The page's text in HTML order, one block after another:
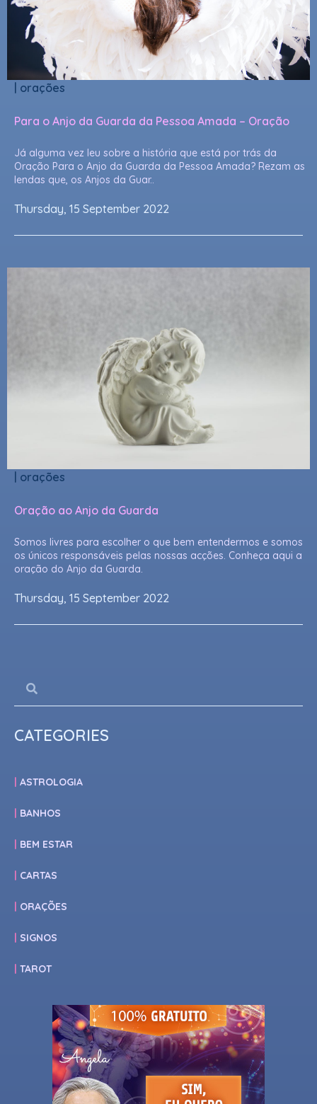
orações
Para o Anjo da Guarda da Pessoa Amada – Oração
Já alguma vez leu sobre a história que está por trás da
Oração Para o Anjo da Guarda da Pessoa Amada? Rezam as
lendas que, os Anjos da Guar..
Thursday, 15 September 2022
orações
Oração ao Anjo da Guarda
Somos livres para escolher o que bem entendermos e somos
os únicos responsáveis pelas nossas acções. Conheça aqui a
oração do Anjo da Guarda.
Thursday, 15 September 2022
CATEGORIES
ASTROLOGIA
BANHOS
BEM ESTAR
CARTAS
ORAÇÕES
SIGNOS
TAROT